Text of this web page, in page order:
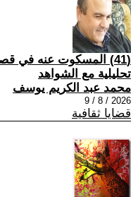
(41) المسكوت عنه في
تحليلية مع الشواهد
محمد عبد الكريم يوسف
2026 / 8 / 9
قضايا ثقافية